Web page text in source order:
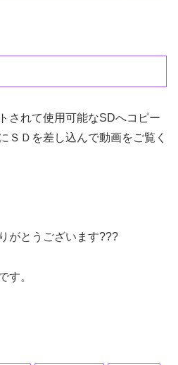
されて使用可能なSDへコピー
ＳＤを差し込んで動画をご覧く
がとうございます???
す。